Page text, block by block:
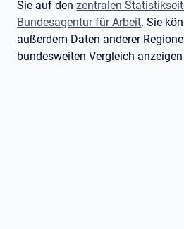
Sie auf denzentralen
Bundesagentur für Arbeit. Sie
außerdem Daten anderer
bundesweiten Vergleich